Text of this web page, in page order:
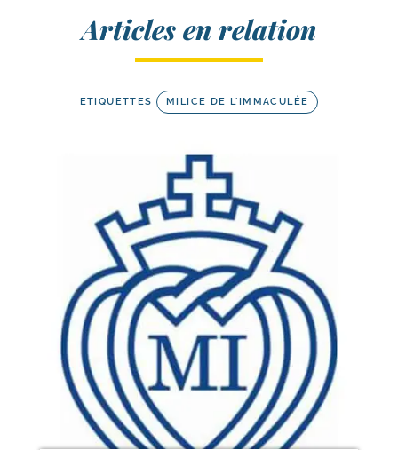
Articles en relation
ETIQUETTES MILICE DE L'IMMACULÉE